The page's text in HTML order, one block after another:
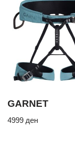
GARNET
4999 ден